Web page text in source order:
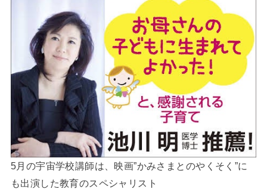
5月の宇宙学校講師は、映画”かみさまとのやくそく”に
も出演した教育のスペシャリスト